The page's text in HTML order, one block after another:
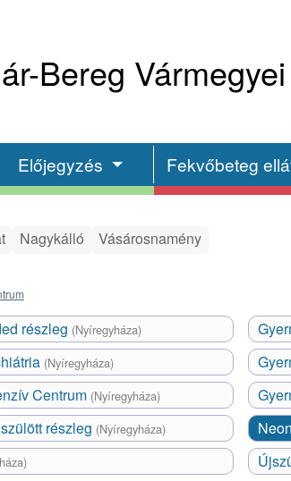
Bereg
Előjegyzés Fekvőbeteg
Nagykálló Vásárosnamény
részleg (Nyíregyháza)
(Nyíregyháza)
Centrum (Nyíregyháza)
részleg (Nyíregyháza)